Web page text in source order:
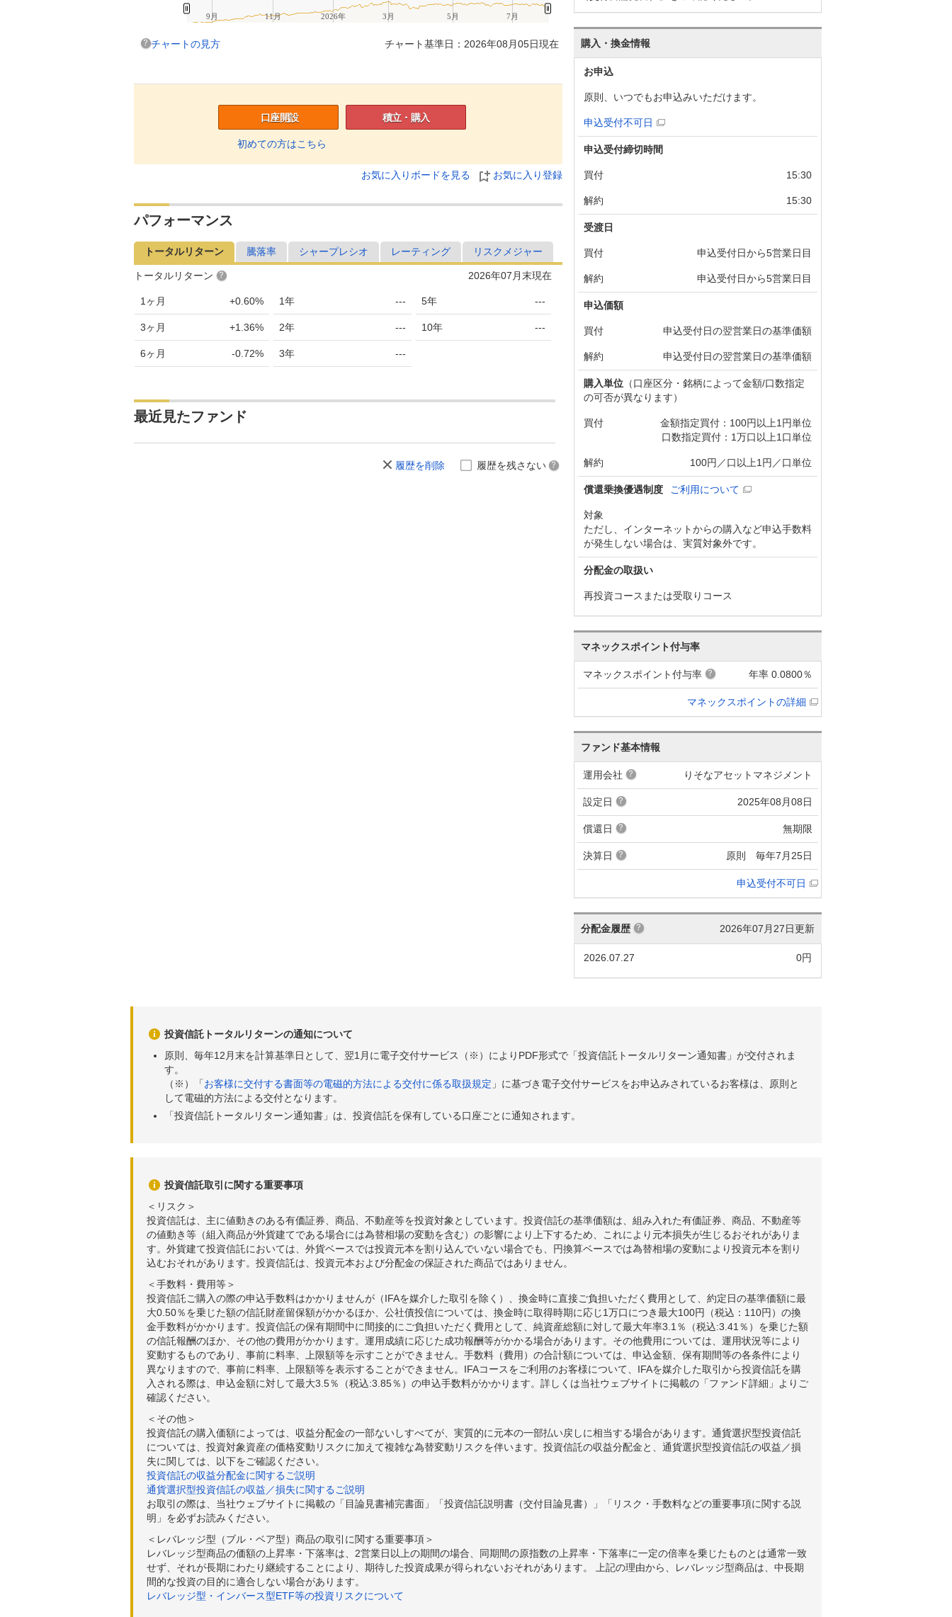
9月 11月 2026年 3月 5月 7月
チャートの見方 チャート基準日：2026年08月05日現在
口座開設
初めての方はこちら
積立・購入
お気に入りボードを見る お気に入り登録
パフォーマンス
トータルリターン 騰落率 シャープレシオ レーティング リスクメジャー
2026年07月末現在
トータルリターン
1ヶ月 +0.60%
3ヶ月 +1.36%
6ヶ月 -0.72%
1年 ---
2年 ---
3年 ---
5年 ---
10年 ---
最近見たファンド
履歴を削除 履歴を残さない
購入・換金情報
お申込
原則、いつでもお申込みいただけます。
申込受付不可日
申込受付締切時間
買付 15:30
解約 15:30
受渡日
買付 申込受付日から5営業日目
解約 申込受付日から5営業日目
申込価額
買付 申込受付日の翌営業日の基準価額
解約 申込受付日の翌営業日の基準価額
購入単位 （口座区分・銘柄によって金額/口数指定
の可否が異なります）
買付
金額指定買付：100円以上1円単位
口数指定買付：1万口以上1口単位
解約 100円／口以上1円／口単位
償還乗換優遇制度 ご利用について
対象
ただし、インターネットからの購入など申込手数料
が発生しない場合は、実質対象外です。
分配金の取扱い
再投資コースまたは受取りコース
マネックスポイント付与率
マネックスポイント付与率 年率 0.0800％
マネックスポイントの詳細
ファンド基本情報
運用会社 りそなアセットマネジメント
設定日 2025年08月08日
償還日 無期限
決算日 原則 毎年7月25日
申込受付不可日
2026年07月27日更新
分配金履歴
2026.07.27 0円
投資信託トータルリターンの通知について
原則、毎年12月末を計算基準日として、翌1月に電子交付サービス（※）によりPDF形式で「投資信託トータルリターン通知書」が交付されま
す。
（※）「お客様に交付する書面等の電磁的方法による交付に係る取扱規定 」に基づき電子交付サービスをお申込みされているお客様は、原則と
して電磁的方法による交付となります。
「投資信託トータルリターン通知書」は、投資信託を保有している口座ごとに通知されます。
投資信託取引に関する重要事項
＜リスク＞
投資信託は、主に値動きのある有価証券、商品、不動産等を投資対象としています。投資信託の基準価額は、組み入れた有価証券、商品、不動産等
の値動き等（組入商品が外貨建てである場合には為替相場の変動を含む）の影響により上下するため、これにより元本損失が生じるおそれがありま
す。外貨建て投資信託においては、外貨ベースでは投資元本を割り込んでいない場合でも、円換算ベースでは為替相場の変動により投資元本を割り
込むおそれがあります。投資信託は、投資元本および分配金の保証された商品ではありません。
＜手数料・費用等＞
投資信託ご購入の際の申込手数料はかかりませんが（IFAを媒介した取引を除く）、換金時に直接ご負担いただく費用として、約定日の基準価額に最
大0.50％を乗じた額の信託財産留保額がかかるほか、公社債投信については、換金時に取得時期に応じ1万口につき最大100円（税込：110円）の換
金手数料がかかります。投資信託の保有期間中に間接的にご負担いただく費用として、純資産総額に対して最大年率3.1％（税込:3.41％）を乗じた額
の信託報酬のほか、その他の費用がかかります。運用成績に応じた成功報酬等がかかる場合があります。その他費用については、運用状況等により
変動するものであり、事前に料率、上限額等を示すことができません。手数料（費用）の合計額については、申込金額、保有期間等の各条件により
異なりますので、事前に料率、上限額等を表示することができません。IFAコースをご利用のお客様について、IFAを媒介した取引から投資信託を購
入される際は、申込金額に対して最大3.5％（税込:3.85％）の申込手数料がかかります。詳しくは当社ウェブサイトに掲載の「ファンド詳細」よりご
確認ください。
＜その他＞
投資信託の購入価額によっては、収益分配金の一部ないしすべてが、実質的に元本の一部払い戻しに相当する場合があります。通貨選択型投資信託
については、投資対象資産の価格変動リスクに加えて複雑な為替変動リスクを伴います。投資信託の収益分配金と、通貨選択型投資信託の収益／損
失に関しては、以下をご確認ください。
投資信託の収益分配金に関するご説明
通貨選択型投資信託の収益／損失に関するご説明
お取引の際は、当社ウェブサイトに掲載の「目論見書補完書面」「投資信託説明書（交付目論見書）」「リスク・手数料などの重要事項に関する説
明」を必ずお読みください。
＜レバレッジ型（ブル・ベア型）商品の取引に関する重要事項＞
レバレッジ型商品の価額の上昇率・下落率は、2営業日以上の期間の場合、同期間の原指数の上昇率・下落率に一定の倍率を乗じたものとは通常一致
せず、それが長期にわたり継続することにより、期待した投資成果が得られないおそれがあります。 上記の理由から、レバレッジ型商品は、中長期
間的な投資の目的に適合しない場合があります。
レバレッジ型・インバース型ETF等の投資リスクについて